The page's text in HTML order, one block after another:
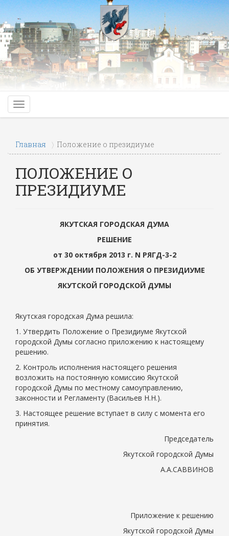
Главная Положение о президиуме
ПОЛОЖЕНИЕ О
ПРЕЗИДИУМЕ
ЯКУТСКАЯ ГОРОДСКАЯ ДУМА
РЕШЕНИЕ
от 30 октября 2013 г. N РЯГД-3-2
ОБ УТВЕРЖДЕНИИ ПОЛОЖЕНИЯ О ПРЕЗИДИУМЕ
ЯКУТСКОЙ ГОРОДСКОЙ ДУМЫ
Якутская городская Дума решила:
1. Утвердить Положение о Президиуме Якутской
городской Думы согласно приложению к настоящему
решению.
2. Контроль исполнения настоящего решения
возложить на постоянную комиссию Якутской
городской Думы по местному самоуправлению,
законности и Регламенту (Васильев Н.Н.).
3. Настоящее решение вступает в силу с момента его
принятия.
Председатель
Якутской городской Думы
А.А.САВВИНОВ
Приложение к решению
Якутской городской Думы